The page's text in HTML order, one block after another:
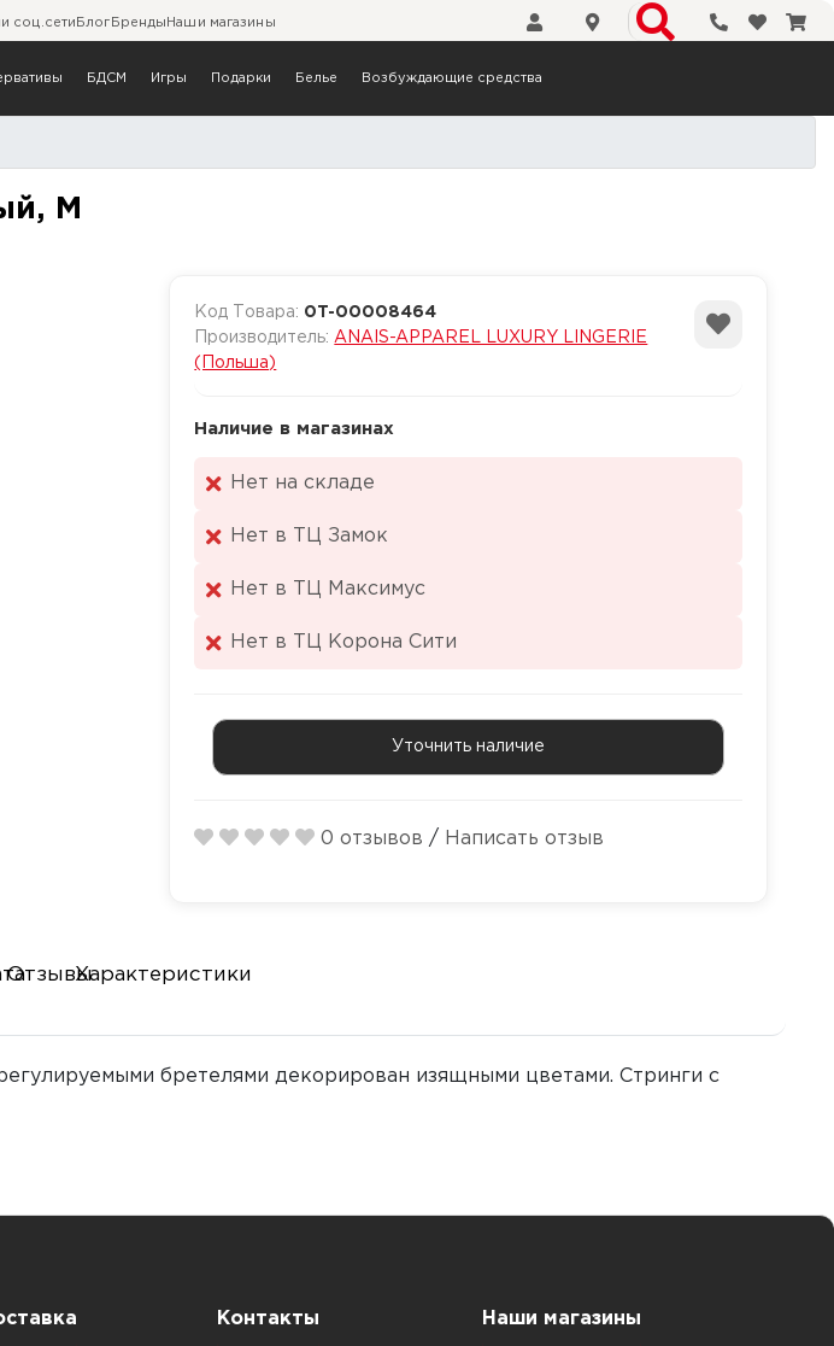
соц.сети Блог Бренды Наши магазины Телефоны
БДСМ Игры Подарки Белье Возбуждающие средства
белый, M
M
Код Товара: 0T-00008464
Производитель: ANAIS-APPAREL LUXURY LINGERIE
(Польша)
Наличие в магазинах
Нет на складе
Нет в ТЦ Замок
Нет в ТЦ Максимус
Нет в ТЦ Корона Сити
Уточнить наличие
0 отзывов / Написать отзыв
ОтзывыХарактеристики
бретелями декорирован изящными цветами. Стринги с
Контакты Наши магазины